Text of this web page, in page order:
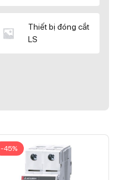
Thiết bị đóng cắt
LS
-45%